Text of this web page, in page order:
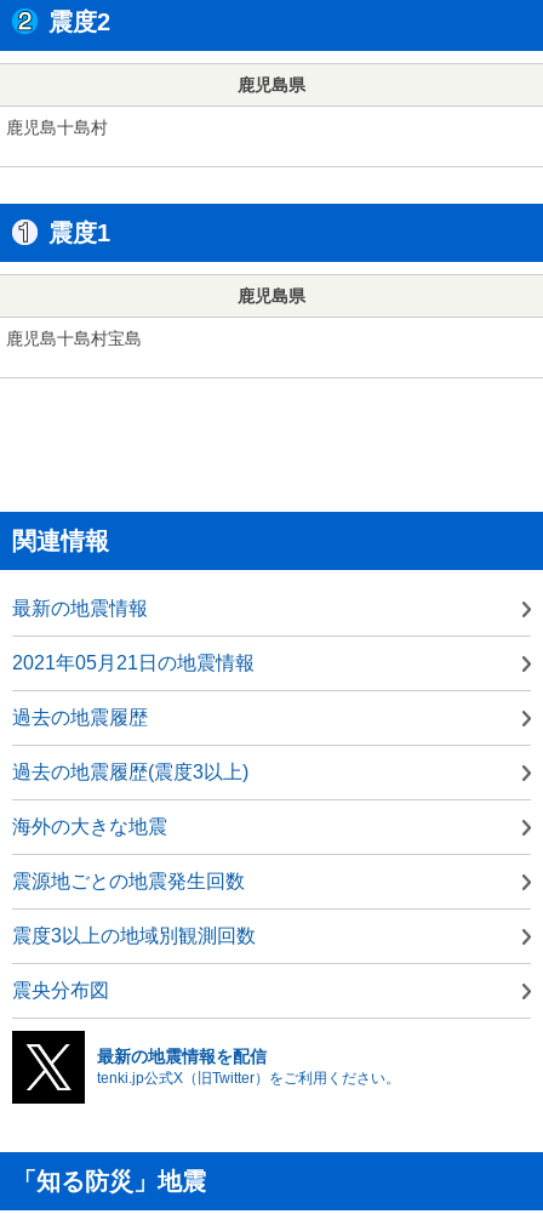
震度2
鹿児島県
鹿児島十島村
震度1
鹿児島県
鹿児島十島村宝島
関連情報
最新の地震情報
2021年05月21日の地震情報
過去の地震履歴
過去の地震履歴(震度3以上)
海外の大きな地震
震源地ごとの地震発生回数
震度3以上の地域別観測回数
震央分布図
最新の地震情報を配信
tenki.jp公式X（旧Twitter）をご利用ください。
「知る防災」地震